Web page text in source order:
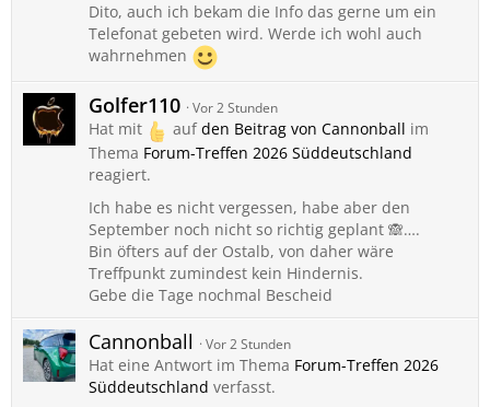
Dito, auch ich bekam die Info das gerne um ein
Telefonat gebeten wird. Werde ich wohl auch
wahrnehmen
Golfer110 Vor 2 Stunden
Hat mit aufden Beitrag von Cannonball im
Thema Forum-Treffen 2026 Süddeutschland
reagiert.
Ich habe es nicht vergessen, habe aber den
September noch nicht so richtig geplant 🙈….
Bin öfters auf der Ostalb, von daher wäre
Treffpunkt zumindest kein Hindernis.
Gebe die Tage nochmal Bescheid
Cannonball Vor 2 Stunden
Hat eine Antwort im Thema Forum-Treffen 2026
Süddeutschland verfasst.